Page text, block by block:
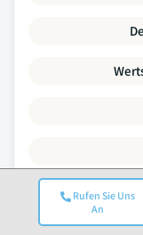
Rufen Sie Uns
An